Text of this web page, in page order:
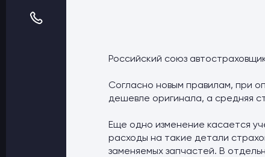
Российский союз
Согласно новым правилам, при
дешевле оригинала, а средняя
Еще одно изменение касается
расходы на такие детали
заменяемых запчастей. В
Оптовые поставки
Страхование физических лиц
Страховые компании
Электронные перевозочные